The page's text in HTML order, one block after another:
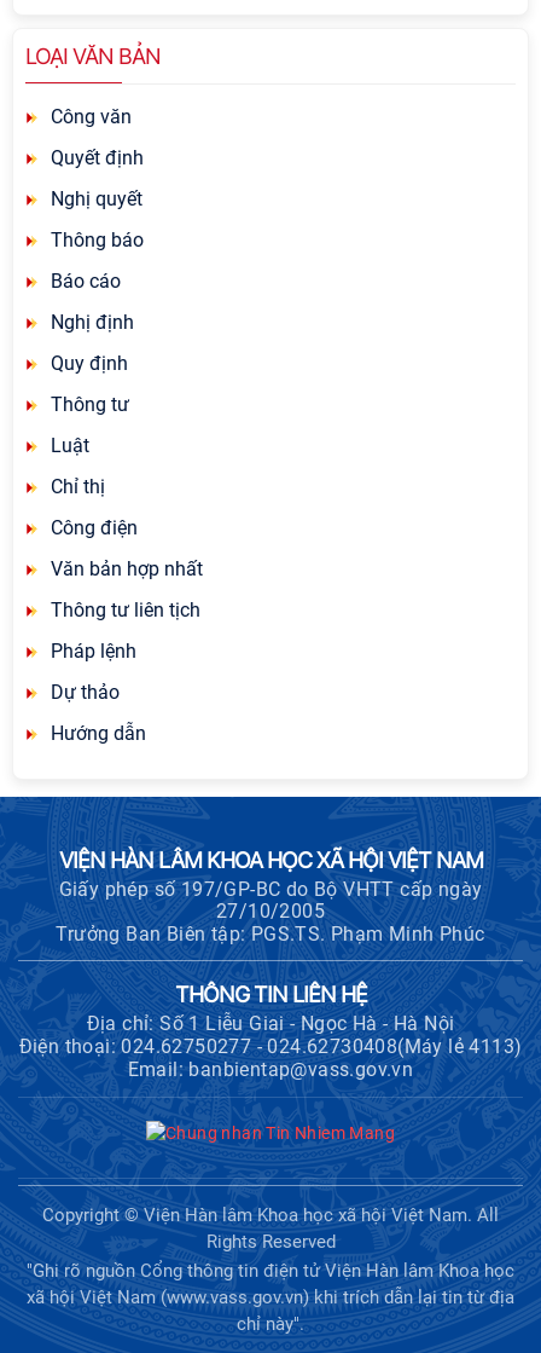
LOẠI VĂN BẢN
Công văn
Quyết định
Nghị quyết
Thông báo
Báo cáo
Nghị định
Quy định
Thông tư
Luật
Chỉ thị
Công điện
Văn bản hợp nhất
Thông tư liên tịch
Pháp lệnh
Dự thảo
Hướng dẫn
VIỆN HÀN LÂM KHOA HỌC XÃ HỘI VIỆT NAM
Giấy phép số 197/GP-BC do Bộ VHTT cấp ngày
27/10/2005
Trưởng Ban Biên tập: PGS.TS. Phạm Minh Phúc
THÔNG TIN LIÊN HỆ
Địa chỉ: Số 1 Liễu Giai - Ngọc Hà - Hà Nội
Điện thoại: 024.62750277 - 024.62730408(Máy lẻ 4113)
Email: banbientap@vass.gov.vn
Copyright © Viện Hàn lâm Khoa học xã hội Việt Nam. All
Rights Reserved
"Ghi rõ nguồn Cổng thông tin điện tử Viện Hàn lâm Khoa học
xã hội Việt Nam (www.vass.gov.vn) khi trích dẫn lại tin từ địa
chỉ này".